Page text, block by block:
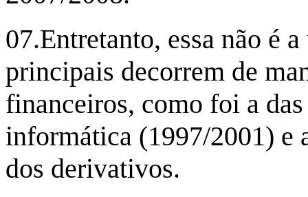
07.Entretanto, essa não é
principais decorrem de
financeiros, como foi a das
informática (1997/2001) e
dos derivativos.